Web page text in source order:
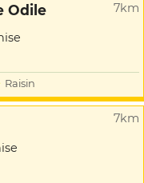
Odile 7km
Raisin
7km